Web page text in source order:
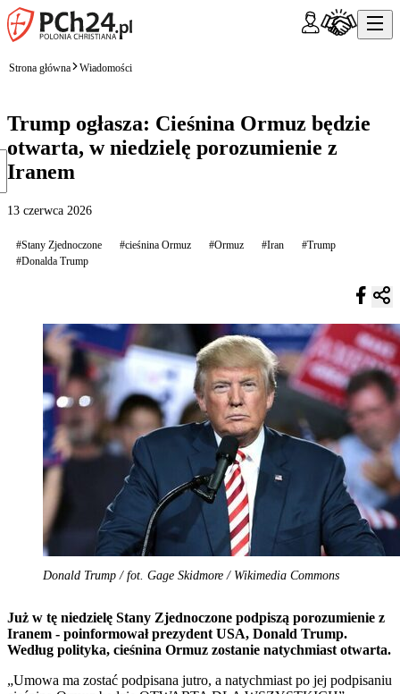
Strona główna Wiadomości
Trump ogłasza: Cieśnina Ormuz będzie
otwarta, w niedzielę porozumienie z
Iranem
13 czerwca 2026
#Stany Zjednoczone #cieśnina Ormuz #Ormuz #Iran
#Trump
#Donalda Trump
Donald Trump / fot. Gage Skidmore / Wikimedia Commons
Już w tę niedzielę Stany Zjednoczone podpiszą porozumienie z
Iranem - poinformował prezydent USA, Donald Trump.
Według polityka, cieśnina Ormuz zostanie natychmiast otwarta.
„Umowa ma zostać podpisana jutro, a natychmiast po jej podpisaniu